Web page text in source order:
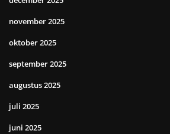
november 2025
oktober 2025
september 2025
augustus 2025
juli 2025
juni 2025